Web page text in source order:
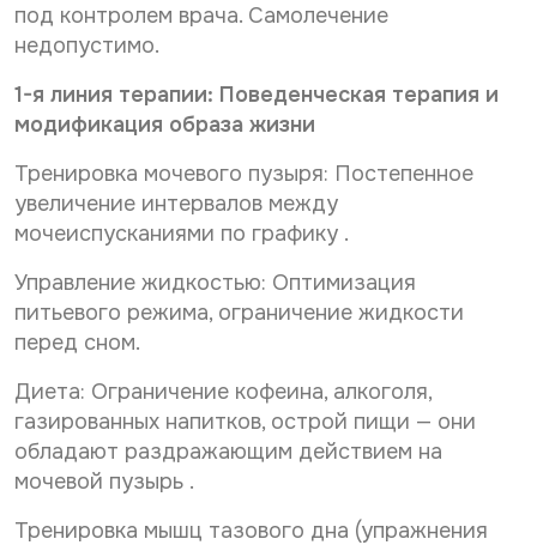
под контролем врача. Самолечение
недопустимо.
1-я линия терапии: Поведенческая терапия и
модификация образа жизни
Тренировка мочевого пузыря: Постепенное
увеличение интервалов между
мочеиспусканиями по графику .
Управление жидкостью: Оптимизация
питьевого режима, ограничение жидкости
перед сном.
Диета: Ограничение кофеина, алкоголя,
газированных напитков, острой пищи — они
обладают раздражающим действием на
мочевой пузырь .
Тренировка мышц тазового дна (упражнения